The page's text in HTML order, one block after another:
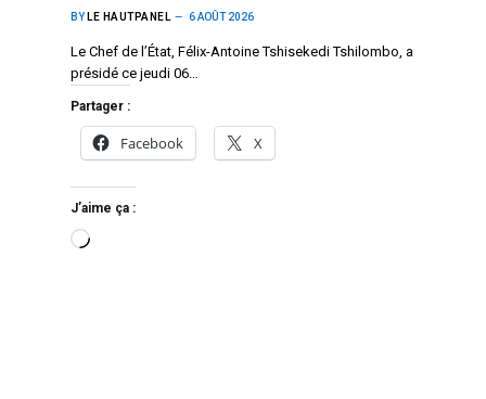
BY LE HAUTPANEL 6 AOÛT 2026
Le Chef de l’État, Félix-Antoine Tshisekedi Tshilombo, a
présidé ce jeudi 06…
Partager :
Facebook X
J’aime ça :